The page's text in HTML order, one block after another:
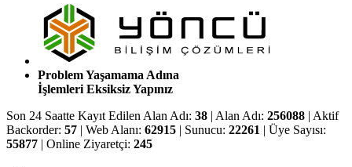
Problem Yaşamama Adına
İşlemleri Eksiksiz Yapınız
Son 24 Saatte Kayıt Edilen Alan Adı: 38 | Alan Adı: 256088 | Aktif
Backorder: 57 | Web Alanı: 62915 | Sunucu: 22261 | Üye Sayısı:
55877 | Online Ziyaretçi: 245